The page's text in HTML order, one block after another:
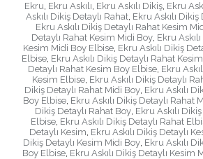
Ekru, Ekru Askılı, Ekru Askılı Dikiş, Ekru
Askılı Dikiş Detaylı Rahat, Ekru Askılı
Ekru Askılı Dikiş Detaylı Rahat Kesim
Detaylı Rahat Kesim Midi Boy, Ekru
Kesim Midi Boy Elbise, Ekru Askılı Dikiş
Elbise, Ekru Askılı Dikiş Detaylı Rahat
Detaylı Rahat Kesim Boy Elbise, Ekru
Kesim Elbise, Ekru Askılı Dikiş Detaylı
Dikiş Detaylı Rahat Midi Boy, Ekru Askılı
Boy Elbise, Ekru Askılı Dikiş Detaylı Rahat
Dikiş Detaylı Rahat Boy, Ekru Askılı
Elbise, Ekru Askılı Dikiş Detaylı Rahat
Detaylı Kesim, Ekru Askılı Dikiş Detaylı
Dikiş Detaylı Kesim Midi Boy, Ekru Askılı
Boy Elbise, Ekru Askılı Dikiş Detaylı Kesim